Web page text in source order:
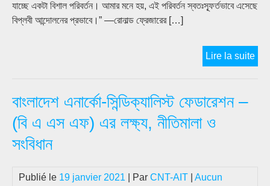
যাচ্ছে একটা বিশাল পরিবর্তন। আমার মনে হয়, এই পরিবর্তন স্বতঃস্ফূর্তভাবে এসেছে
বিপ্লবী আন্দোলনের প্রভাবে।” —রোনাল্ড ফ্রেজারের […]
Lire la suite
বাংলাদেশ এনার্কো-সিন্ডিক্যালিস্ট ফেডারেশন –
(বি এ এস এফ) এর লক্ষ্য, নীতিমালা ও
সংবিধান
Publié le 19 janvier 2021 | Par CNT-AIT
Aucun